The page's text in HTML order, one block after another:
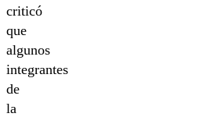
criticó
que
algunos
integrantes
de
la